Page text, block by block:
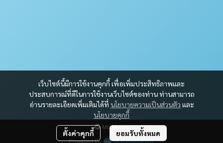
เว็บไซต์นี้มีการใช้งานคุกกี้ เพื่อเพิ่มประสิทธิภาพและ
ประสบการณ์ที่ดีในการใช้งานเว็บไซต์ของท่าน ท่านสามารถ
อ่านรายละเอียดเพิ่มเติมได้ที่ นโยบายความเป็นส่วนตัว และ
นโยบายคุกกี้
ตั้งค่าคุกกี้ ยอมรับทั้งหมด
Mc Mocyc